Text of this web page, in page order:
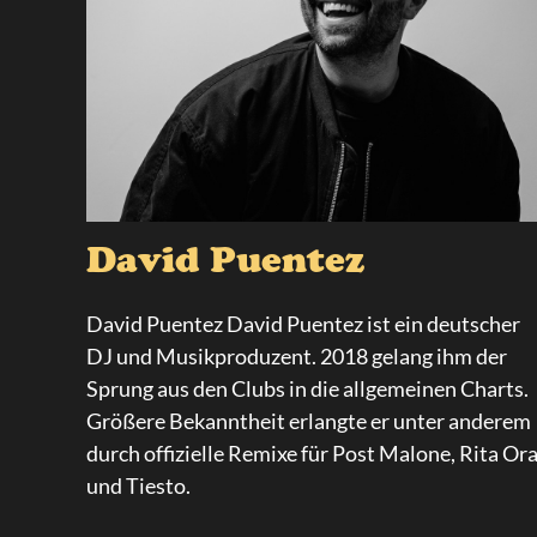
David Puentez
David Puentez David Puentez ist ein deutscher
DJ und Musikproduzent. 2018 gelang ihm der
Sprung aus den Clubs in die allgemeinen Charts.
Größere Bekanntheit erlangte er unter anderem
durch offizielle Remixe für Post Malone, Rita Ora
und Tiesto.